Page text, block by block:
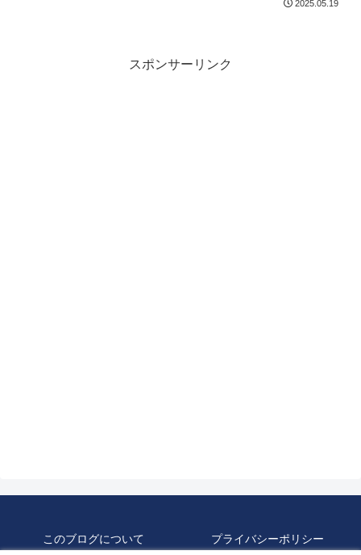
2025.05.19
スポンサーリンク
このブログについて プライバシーポリシー